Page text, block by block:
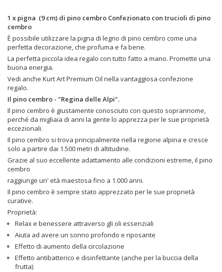
1 x pigna (9 cm) di pino cembro Confezionato con trucioli di pino
cembro
È possibile utilizzare la pigna di legno di pino cembro come una
perfetta decorazione, che profuma e fa bene.
La perfetta piccola idea regalo con tutto fatto a mano. Promette una
buona energia.
Vedi anche Kurt Art Premium Oil nella vantaggiosa confezione
regalo.
Il pino cembro - "Regina delle Alpi".
Il pino cembro è giustamente conosciuto con questo soprannome,
perché da migliaia di anni la gente lo apprezza per le sue proprietà
eccezionali.
Il pino cembro si trova principalmente nella regione alpina e cresce
solo a partire dai 1.500 metri di altitudine.
Grazie al suo eccellente adattamento alle condizioni estreme, il pino
cembro
raggiunge un' età maestosa fino a 1.000 anni.
Il pino cembro è sempre stato apprezzato per le sue proprietà
curative.
Proprietà:
Relax e benessere attraverso gli oli essenziali
Aiuta ad avere un sonno profondo e riposante
Effetto di aumento della circolazione
Effetto antibatterico e disinfettante (anche per la buccia della
frutta)